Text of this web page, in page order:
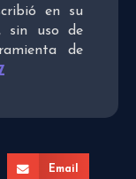
en su
sin uso de
de
Email